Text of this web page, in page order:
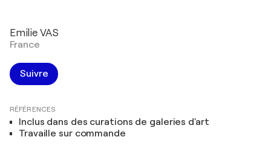
Emilie VAS
France
Suivre
RÉFÉRENCES
Inclus dans des curations de galeries d'art
Travaille sur commande